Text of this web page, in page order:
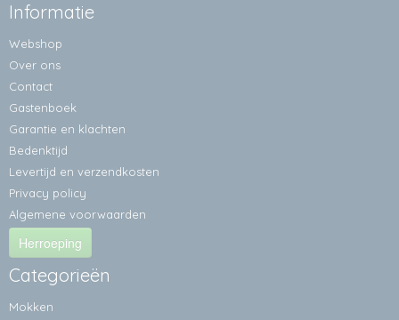
Informatie
Webshop
Over ons
Contact
Gastenboek
Garantie en klachten
Bedenktijd
Levertijd en verzendkosten
Privacy policy
Algemene voorwaarden
Herroeping
Categorieën
Mokken